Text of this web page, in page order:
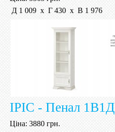
Д 1 009 х Г 430 х В 1 976
ІРІС - Пенал 1В1Д
Ціна:3880 грн.